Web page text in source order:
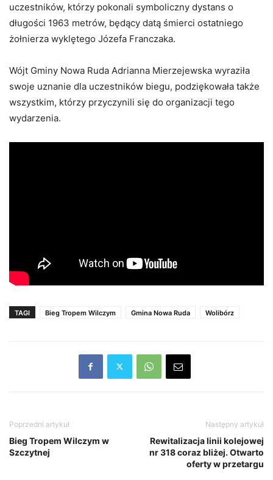
uczestników, którzy pokonali symboliczny dystans o
długości 1963 metrów, będący datą śmierci ostatniego
żołnierza wyklętego Józefa Franczaka.
Wójt Gminy Nowa Ruda Adrianna Mierzejewska wyraziła
swoje uznanie dla uczestników biegu, podziękowała także
wszystkim, którzy przyczynili się do organizacji tego
wydarzenia.
TAGI Bieg Tropem Wilczym Gmina Nowa Ruda Wolibórz
Poprzedni artykuł
Bieg Tropem Wilczym w
Szczytnej
Następny artykuł
Rewitalizacja linii kolejowej
nr 318 coraz bliżej. Otwarto
oferty w przetargu